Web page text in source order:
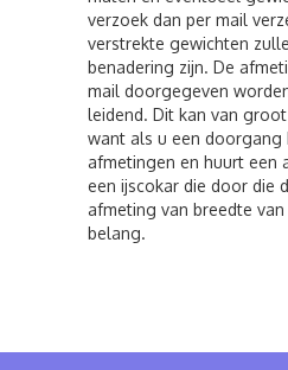
verzoek dan per mail
verstrekte gewichten
benadering zijn. De
mail doorgegeven
leidend. Dit kan van
want als u een doorgang
afmetingen en huurt een
een ijscokar die door die
afmeting van breedte
belang.